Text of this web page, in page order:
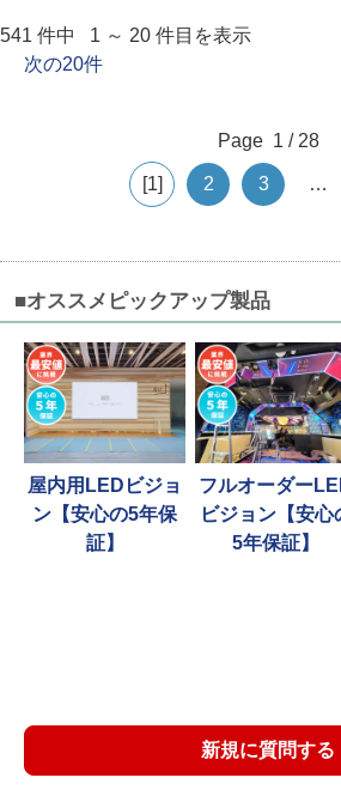
541 件中 1 ～ 20 件目を表示
次の20件
Page 1 / 28
1 2 3 …
■オススメピックアップ製品
屋内用LEDビジョ
ン【安心の5年保
証】
フルオーダーLED
ビジョン【安心の
5年保証】
新規に質問する